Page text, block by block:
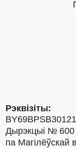
Рэквізіты:
Дырэкцыі № 600
па Магілёўскай